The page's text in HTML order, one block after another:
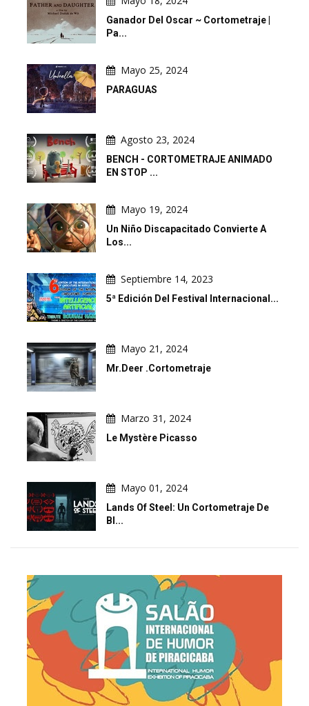
Ganador Del Oscar ~ Cortometraje |
Pa...
Mayo 25, 2024
PARAGUAS
Agosto 23, 2024
BENCH - CORTOMETRAJE ANIMADO
EN STOP ...
Mayo 19, 2024
Un Niño Discapacitado Convierte A
Los...
Septiembre 14, 2023
5ª Edición Del Festival Internacional...
Mayo 21, 2024
Mr.Deer .Cortometraje
Marzo 31, 2024
Le Mystère Picasso
Mayo 01, 2024
Lands Of Steel: Un Cortometraje De
Bl...